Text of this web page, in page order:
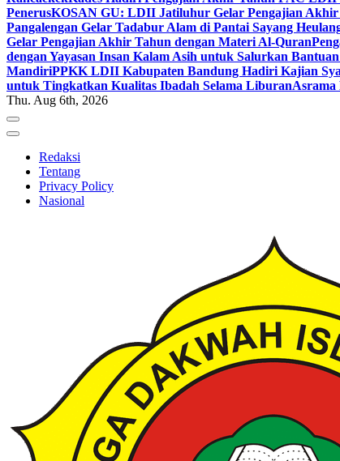
PenerusKOSAN GU: LDII Jatiluhur Gelar Pengajian Akhir
Pangalengan Gelar Tadabur Alam di Pantai Sayang
Gelar Pengajian Akhir Tahun dengan Materi Al-Quran
dengan Yayasan Insan Kalam Asih untuk Salurkan
MandiriPPKK LDII Kabupaten Bandung Hadiri Kajian
untuk Tingkatkan Kualitas Ibadah Selama Liburan
Thu. Aug 6th, 2026
Redaksi
Tentang
Privacy Policy
Nasional